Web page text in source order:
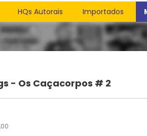
HQs Autorais Importados
- Os Caçacorpos # 2
,00